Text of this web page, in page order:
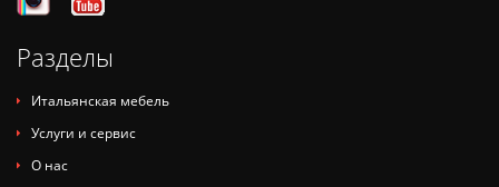
Разделы
Итальянская мебель
Услуги и сервис
О нас